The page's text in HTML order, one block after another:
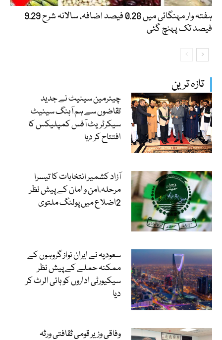
تازہ ترین
چیئرمین سینیٹ نے جدید
تقاضوں سے ہم آہنگ سینیٹ
سیکرٹریٹ آفس کمپلیکس کا
افتتاح کر دیا
آزاد کشمیر انتخابات کا تیسرا
مرحلہ،امن و امان کے پیش نظر
2اضلاع میں پولنگ ملتوی
سعودیہ نے ایران نواز گروہوں کے
ممکنہ حملے کے پیش نظر
سیکیورٹی اداروں کو ہائی الرٹ کر
دیا
وفاقی وزیر قومی ثقافتی ورثہ
ہفتہ وار مہنگائی میں 0.28 فیصد اضافہ، سالانہ شرح 9.29
فیصد تک پہنچ گئی